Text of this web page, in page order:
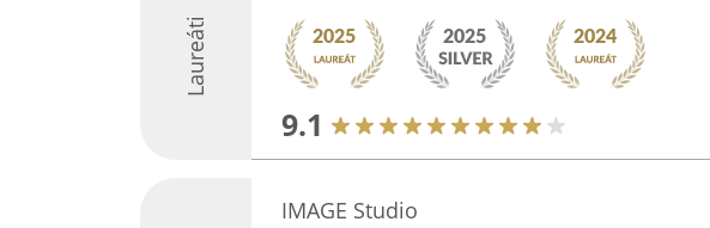
Laureáti
9.1
IMAGE Studio